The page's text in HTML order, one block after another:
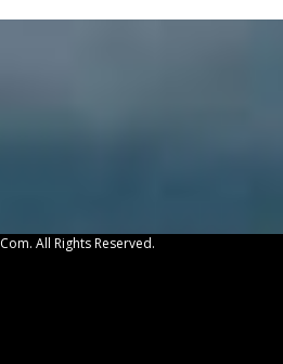
All Rights Reserved.